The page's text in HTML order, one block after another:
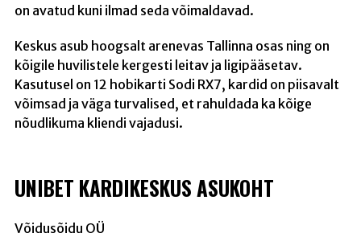
on avatud kuni ilmad seda võimaldavad.
Keskus asub hoogsalt arenevas Tallinna osas ning on
kõigile huvilistele kergesti leitav ja ligipääsetav.
Kasutusel on 12 hobikarti Sodi RX7, kardid on piisavalt
võimsad ja väga turvalised, et rahuldada ka kõige
nõudlikuma kliendi vajadusi.
UNIBET KARDIKESKUS ASUKOHT
Võidusõidu OÜ